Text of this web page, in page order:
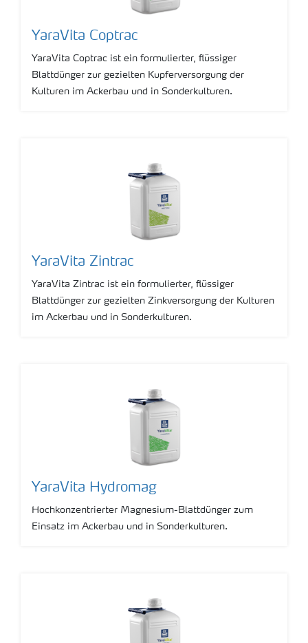
YaraVita Coptrac
YaraVita Coptrac ist ein formulierter, flüssiger
Blattdünger zur gezielten Kupferversorgung der
Kulturen im Ackerbau und in Sonderkulturen.
YaraVita Zintrac
YaraVita Zintrac ist ein formulierter, flüssiger
Blattdünger zur gezielten Zinkversorgung der Kulturen
im Ackerbau und in Sonderkulturen.
YaraVita Hydromag
Hochkonzentrierter Magnesium-Blattdünger zum
Einsatz im Ackerbau und in Sonderkulturen.